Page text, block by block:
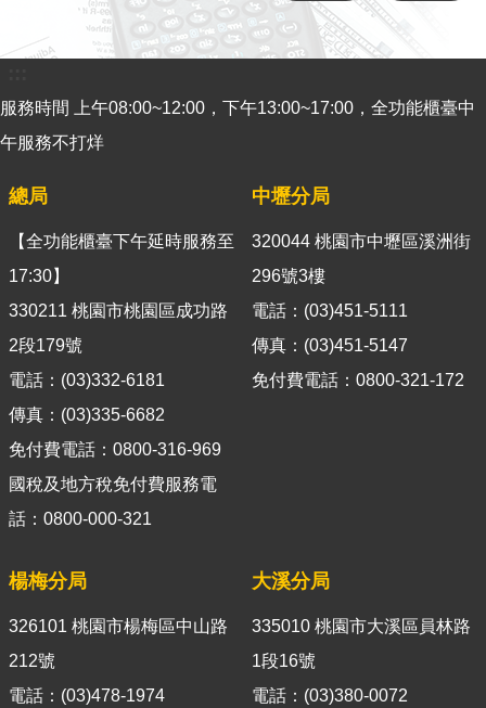
多
務
返
回
官
Indonesia
ประเทศไทย
Việt
Nam
English
網
覽
市
政
服務時間 上午08:00~12:00，下午13:00~17:00，全功能櫃臺中
午服務不打烊
總局
【全功能櫃臺下午延時服務至
17:30】
330211 桃園市桃園區成功路
2段179號
電話：(03)332-6181
傳真：(03)335-6682
免付費電話：0800-316-969
國稅及地方稅免付費服務電
話：0800-000-321
中壢分局
320044 桃園市中壢區溪洲街
296號3樓
電話：(03)451-5111
傳真：(03)451-5147
免付費電話：0800-321-172
楊梅分局
326101 桃園市楊梅區中山路
212號
電話：(03)478-1974
大溪分局
335010 桃園市大溪區員林路
1段16號
電話：(03)380-0072